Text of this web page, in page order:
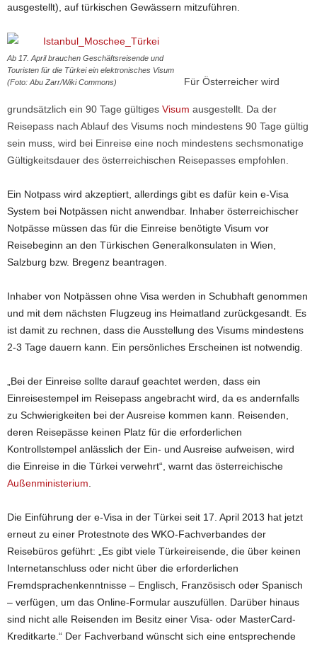
ausgestellt), auf türkischen Gewässern mitzuführen.
Ab 17. April brauchen Geschäftsreisende und
Touristen für die Türkei ein elektronisches Visum
(Foto: Abu Zarr/Wiki Commons)
Für Österreicher wird
grundsätzlich ein 90 Tage gültiges Visum ausgestellt. Da der
Reisepass nach Ablauf des Visums noch mindestens 90 Tage gültig
sein muss, wird bei Einreise eine noch mindestens sechsmonatige
Gültigkeitsdauer des österreichischen Reisepasses empfohlen.
Ein Notpass wird akzeptiert, allerdings gibt es dafür kein e-Visa
System bei Notpässen nicht anwendbar. Inhaber österreichischer
Notpässe müssen das für die Einreise benötigte Visum vor
Reisebeginn an den Türkischen Generalkonsulaten in Wien,
Salzburg bzw. Bregenz beantragen.
Inhaber von Notpässen ohne Visa werden in Schubhaft genommen
und mit dem nächsten Flugzeug ins Heimatland zurückgesandt. Es
ist damit zu rechnen, dass die Ausstellung des Visums mindestens
2-3 Tage dauern kann. Ein persönliches Erscheinen ist notwendig.
„Bei der Einreise sollte darauf geachtet werden, dass ein
Einreisestempel im Reisepass angebracht wird, da es andernfalls
zu Schwierigkeiten bei der Ausreise kommen kann. Reisenden,
deren Reisepässe keinen Platz für die erforderlichen
Kontrollstempel anlässlich der Ein- und Ausreise aufweisen, wird
die Einreise in die Türkei verwehrt“, warnt das österreichische
Außenministerium
Die Einführung der e-Visa in der Türkei seit 17. April 2013 hat jetzt
erneut zu einer Protestnote des WKO-Fachverbandes der
Reisebüros geführt: „Es gibt viele Türkeireisende, die über keinen
Internetanschluss oder nicht über die erforderlichen
Fremdsprachenkenntnisse – Englisch, Französisch oder Spanisch
– verfügen, um das Online-Formular auszufüllen. Darüber hinaus
sind nicht alle Reisenden im Besitz einer Visa- oder MasterCard-
Kreditkarte.“ Der Fachverband wünscht sich eine entsprechende